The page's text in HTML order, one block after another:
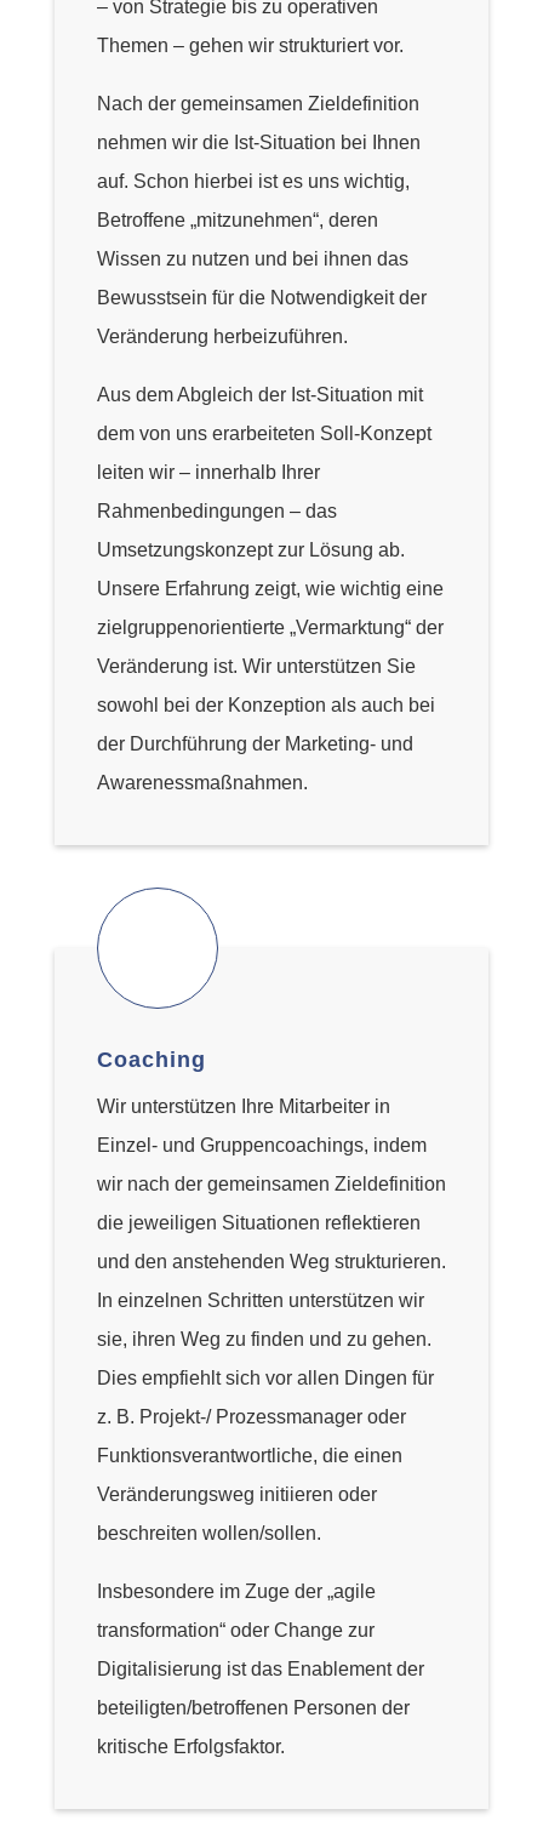
– von Strategie bis zu operativen
Themen – gehen wir strukturiert vor.
Nach der gemeinsamen Zieldefinition
nehmen wir die Ist-Situation bei Ihnen
auf. Schon hierbei ist es uns wichtig,
Betroffene „mitzunehmen“, deren
Wissen zu nutzen und bei ihnen das
Bewusstsein für die Notwendigkeit der
Veränderung herbeizuführen.
Aus dem Abgleich der Ist-Situation mit
dem von uns erarbeiteten Soll-Konzept
leiten wir – innerhalb Ihrer
Rahmenbedingungen – das
Umsetzungskonzept zur Lösung ab.
Unsere Erfahrung zeigt, wie wichtig eine
zielgruppenorientierte „Vermarktung“ der
Veränderung ist. Wir unterstützen Sie
sowohl bei der Konzeption als auch bei
der Durchführung der Marketing- und
Awarenessmaßnahmen.
Coaching
Wir unterstützen Ihre Mitarbeiter in
Einzel- und Gruppencoachings, indem
wir nach der gemeinsamen Zieldefinition
die jeweiligen Situationen reflektieren
und den anstehenden Weg strukturieren.
In einzelnen Schritten unterstützen wir
sie, ihren Weg zu finden und zu gehen.
Dies empfiehlt sich vor allen Dingen für
z. B. Projekt-/ Prozessmanager oder
Funktionsverantwortliche, die einen
Veränderungsweg initiieren oder
beschreiten wollen/sollen.
Insbesondere im Zuge der „agile
transformation“ oder Change zur
Digitalisierung ist das Enablement der
beteiligten/betroffenen Personen der
kritische Erfolgsfaktor.